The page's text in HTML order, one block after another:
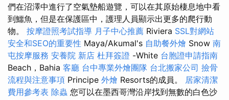
們在沼澤中進行了空氣墊船遊覽，可以在其原始棲息地中看
到鱷魚，但是在保護區中，護理人員顯示出更多的爬行動
物。 按摩證照考試指導 月子中心推薦 Riviera SSL對網站
安全和SEO的重要性 Maya/Akumal's 自助餐外燴 Snow 南
屯按摩服務 安養院 新店 杜拜簽證 -White 台胞證申請指南
Beach，Bahia 客廳 台中專業外燴團隊 台北搬家公司 撿骨
流程與注意事項 Principe 外燴 Resorts的成員。 居家清潔
費用參考表 除蟲 您可以在墨西哥灣沿岸找到無數的白色沙